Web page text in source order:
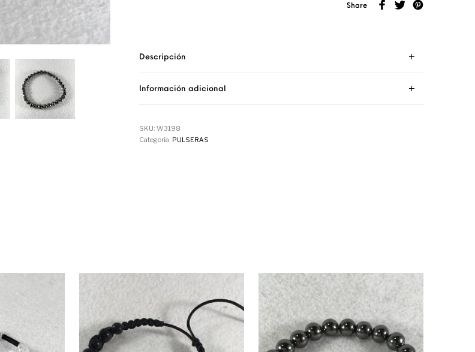
Share
Descripción
Información adicional
SKU: W3198
Categoría: PULSERAS